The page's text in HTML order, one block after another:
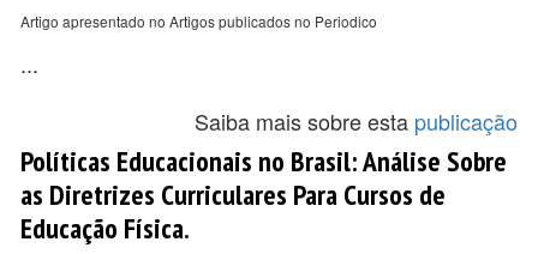
Artigo apresentado no Artigos publicados no Periodico
...
Saiba mais sobre esta publicação
Políticas Educacionais no Brasil: Análise Sobre
as Diretrizes Curriculares Para Cursos de
Educação Física.